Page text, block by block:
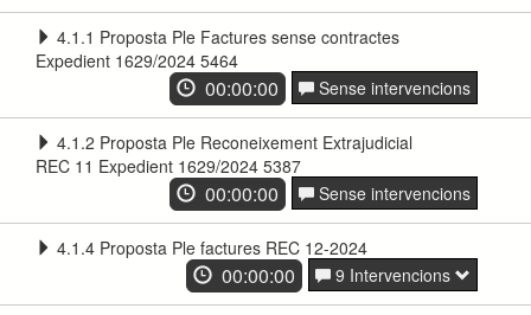
4.1.1 Proposta Ple Factures sense contractes
Expedient 1629/2024 5464
00:00:00 Sense intervencions
4.1.2 Proposta Ple Reconeixement Extrajudicial
REC 11 Expedient 1629/2024 5387
00:00:00 Sense intervencions
4.1.4 Proposta Ple factures REC 12-2024
00:00:00 9 Intervencions